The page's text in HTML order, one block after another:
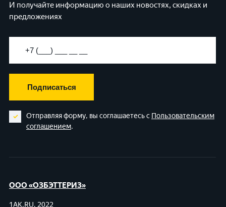
И получайте информацию о наших новостях, скидках и
предложениях
Подписаться
Отправляя форму, вы соглашаетесь с Пользовательским
соглашением.
ООО «ОЗБЭТТЕРИЗ»
1AK.RU, 2022